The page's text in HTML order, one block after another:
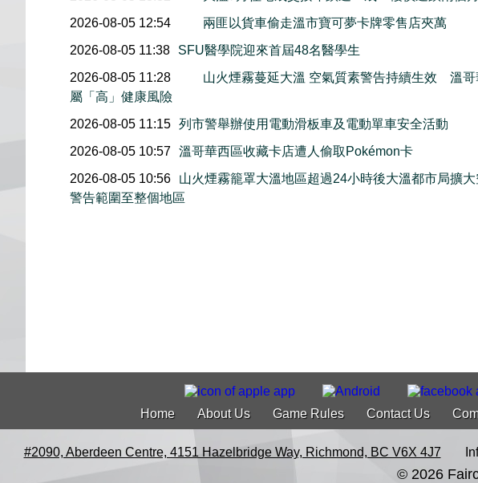
2026-08-05 12:54
兩匪以貨車偷走溫市寶可夢卡牌零售店夾萬
2026-08-05 11:38
SFU醫學院迎來首屆48名醫學生
2026-08-05 11:28
山火煙霧蔓延大溫 空氣質素警告持續生效 溫哥
屬「高」健康風險
2026-08-05 11:15 列市警舉辦使用電動滑板車及電動單車安全活動
2026-08-05 10:57 溫哥華西區收藏卡店遭人偷取Pokémon卡
2026-08-05 10:56
山火煙霧籠罩大溫地區超過24小時後大溫都市局擴
警告範圍至整個地區
Home About Us Game Rules Contact Us
#2090, Aberdeen Centre, 4151 Hazelbridge Way, Richmond, BC V6X 4J7
© 2026